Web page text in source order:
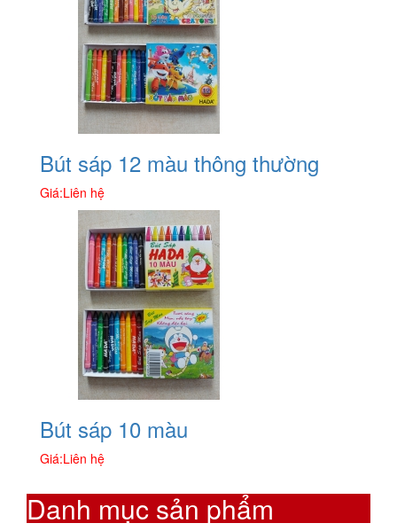
Bút sáp 12 màu thông thường
Giá:Liên hệ
Bút sáp 10 màu
Giá:Liên hệ
Danh mục sản phẩm